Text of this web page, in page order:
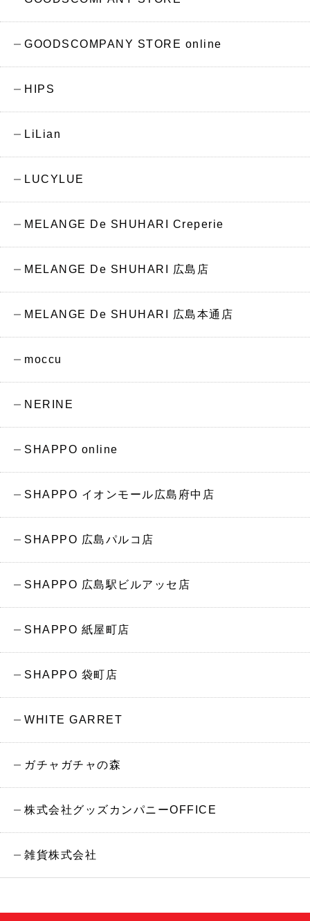
GOODSCOMPANY STORE online
HIPS
LiLian
LUCYLUE
MELANGE De SHUHARI Creperie
MELANGE De SHUHARI 広島店
MELANGE De SHUHARI 広島本通店
moccu
NERINE
SHAPPO online
SHAPPO イオンモール広島府中店
SHAPPO 広島パルコ店
SHAPPO 広島駅ビルアッセ店
SHAPPO 紙屋町店
SHAPPO 袋町店
WHITE GARRET
ガチャガチャの森
株式会社グッズカンパニーOFFICE
雑貨株式会社